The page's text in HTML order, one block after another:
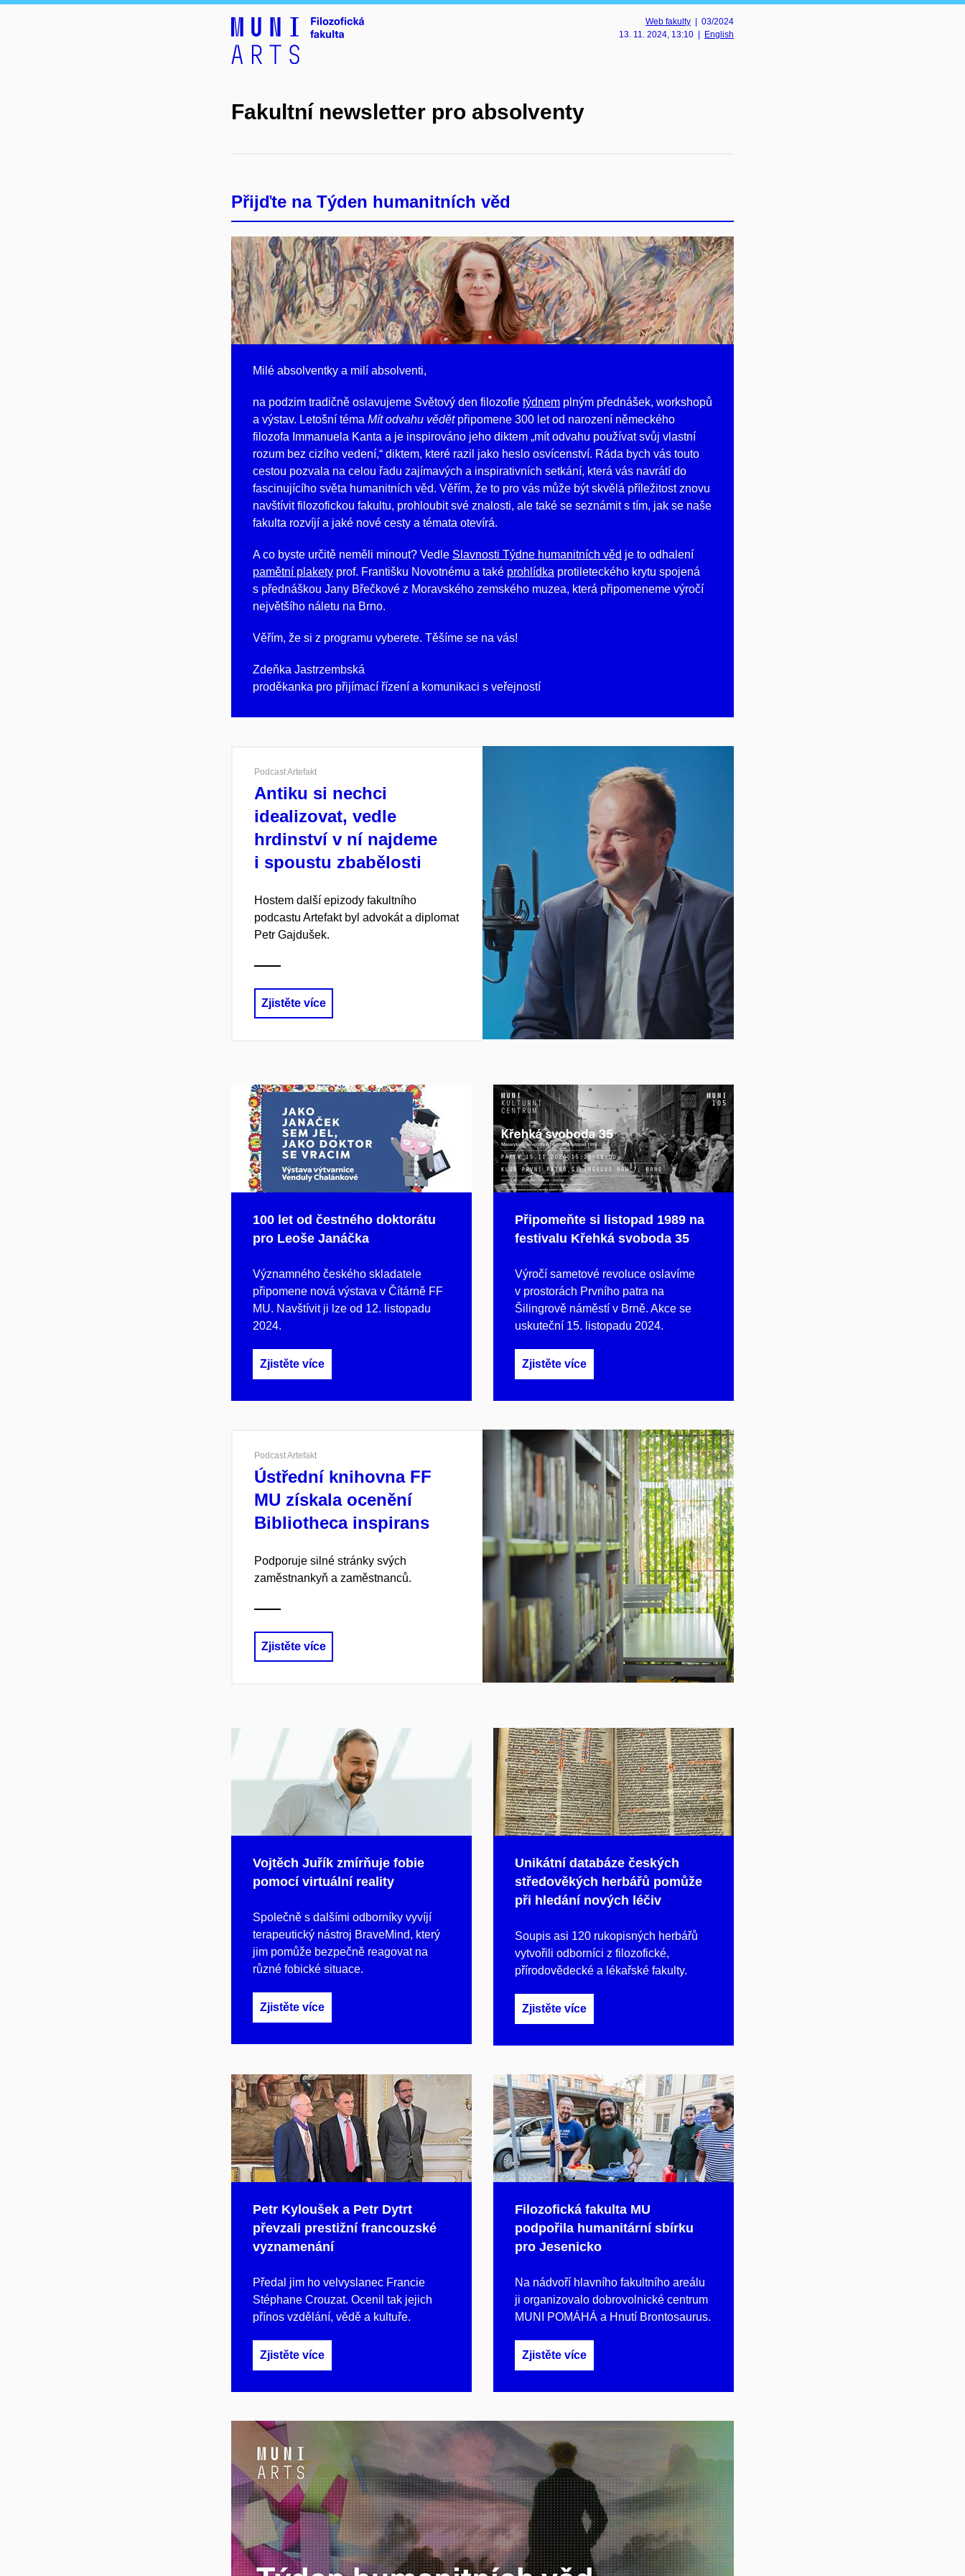
Web fakulty
| 03/2024
13. 11. 2024, 13:10 English
Fakultní newsletter pro absolventy
Přijďte na Týden humanitních věd
Milé absolventky a milí absolventi,
na podzim tradičně oslavujeme Světový den filozofie týdnem plným přednášek, workshopů
a výstav. Letošní téma Mít odvahu vědětpřipomene 300 let od narození německého
filozofa Immanuela Kanta a je inspirováno jeho diktem „mít odvahu používat svůj vlastní
rozum bez cizího vedení,“ diktem, které razil jako heslo osvícenství. Ráda bych vás touto
cestou pozvala na celou řadu zajímavých a inspirativních setkání, která vás navrátí do
fascinujícího světa humanitních věd. Věřím, že to pro vás může být skvělá příležitost znovu
navštívit filozofickou fakultu, prohloubit své znalosti, ale také se seznámit s tím, jak se naše
fakulta rozvíjí a jaké nové cesty a témata otevírá.
A co byste určitě neměli minout? Vedle Slavnosti Týdne humanitních věd je to odhalení
pamětní plakety prof. Františku Novotnému a také prohlídka protileteckého krytu spojená
s přednáškou Jany Břečkové z Moravského zemského muzea, která připomeneme výročí
největšího náletu na Brno.
Věřím, že si z programu vyberete. Těšíme se na vás!
Zdeňka Jastrzembská
proděkanka pro přijímací řízení a komunikaci s veřejností
Podcast Artefakt
Antiku si nechci
idealizovat, vedle
hrdinství v ní najdeme
i spoustu zbabělosti
Hostem další epizody fakultního
podcastu Artefakt byl advokát a diplomat
Petr Gajdušek.
Zjistěte více
100 let od čestného doktorátu
pro Leoše Janáčka
Významného českého skladatele
připomene nová výstava v Čítárně FF
MU. Navštívit ji lze od 12. listopadu
2024.
Zjistěte více
Připomeňte si listopad 1989 na
festivalu Křehká svoboda 35
Výročí sametové revoluce oslavíme
v prostorách Prvního patra na
Šilingrově náměstí v Brně. Akce se
uskuteční 15. listopadu 2024.
Zjistěte více
Podcast Artefakt
Ústřední knihovna FF
MU získala ocenění
Bibliotheca inspirans
Podporuje silné stránky svých
zaměstnankyň a zaměstnanců.
Zjistěte více
Vojtěch Juřík zmírňuje fobie
pomocí virtuální reality
Společně s dalšími odborníky vyvíjí
terapeutický nástroj BraveMind, který
jim pomůže bezpečně reagovat na
různé fobické situace.
Zjistěte více
Unikátní databáze českých
středověkých herbářů pomůže
při hledání nových léčiv
Soupis asi 120 rukopisných herbářů
vytvořili odborníci z filozofické,
přírodovědecké a lékařské fakulty.
Zjistěte více
Petr Kyloušek a Petr Dytrt
převzali prestižní francouzské
vyznamenání
Předal jim ho velvyslanec Francie
Stéphane Crouzat. Ocenil tak jejich
přínos vzdělání, vědě a kultuře.
Zjistěte více
Filozofická fakulta MU
podpořila humanitární sbírku
pro Jesenicko
Na nádvoří hlavního fakultního areálu
ji organizovalo dobrovolnické centrum
MUNI POMÁHÁ a Hnutí Brontosaurus.
Zjistěte více